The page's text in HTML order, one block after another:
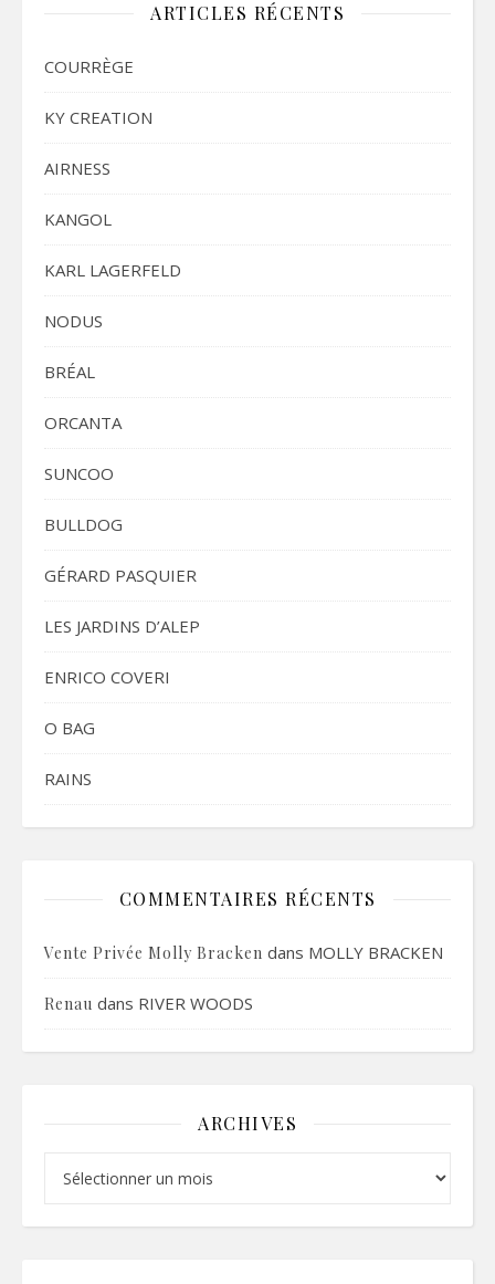
ARTICLES RÉCENTS
COURRÈGE
KY CREATION
AIRNESS
KANGOL
KARL LAGERFELD
NODUS
BRÉAL
ORCANTA
SUNCOO
BULLDOG
GÉRARD PASQUIER
LES JARDINS D’ALEP
ENRICO COVERI
O BAG
RAINS
COMMENTAIRES RÉCENTS
Vente Privée Molly Bracken dans MOLLY BRACKEN
Renau dans RIVER WOODS
ARCHIVES